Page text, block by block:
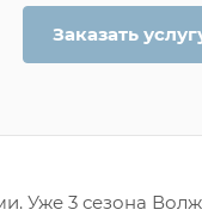
Заказать
Уже 3 сезона